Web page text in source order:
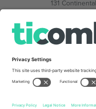
131
Bulgaria
Regus Sofia
Av
კონკრეტული